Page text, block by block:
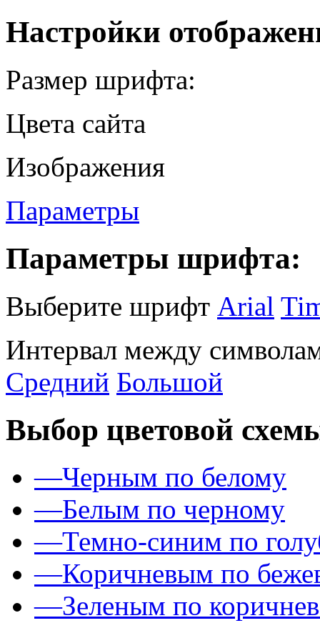
Настройки
Размер шрифта:
Цвета сайта
Изображения
Параметры
Параметры шрифта:
Выберите шрифт Arial
Интервал между
Средний Большой
Выбор цветовой
—Черным по белому
—Белым по черному
—Темно-синим по
—Коричневым по
—Зеленым по